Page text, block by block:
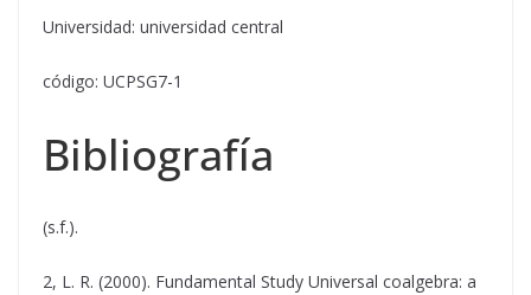
Universidad: universidad central
código: UCPSG7-1
Bibliografía
(s.f.).
2, L. R. (2000). Fundamental Study Universal coalgebra: a